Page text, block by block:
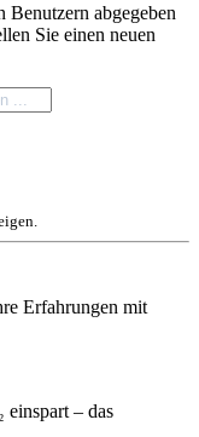
Benutzern abgegeben
Sie einen neuen
Erfahrungen mit
– das